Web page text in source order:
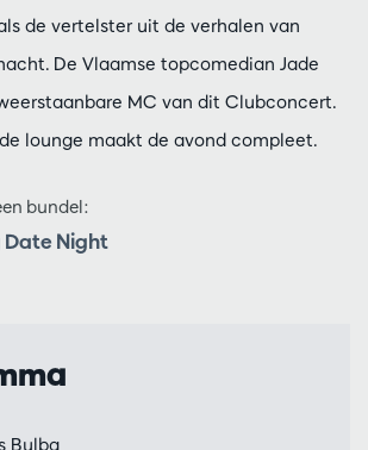
de vertelster uit de verhalen van
De Vlaamse topcomedian Jade
MC van dit Clubconcert.
lounge maakt de avond compleet.
bundel:
Night
Bulba